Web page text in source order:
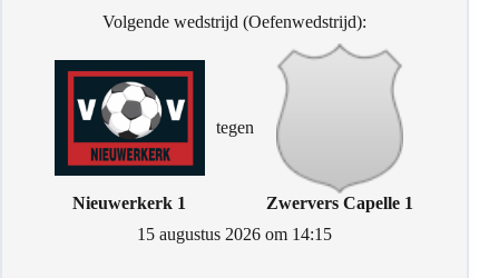
Volgende wedstrijd (Oefenwedstrijd):
Nieuwerkerk 1
tegen
Zwervers Capelle 1
15 augustus 2026 om 14:15